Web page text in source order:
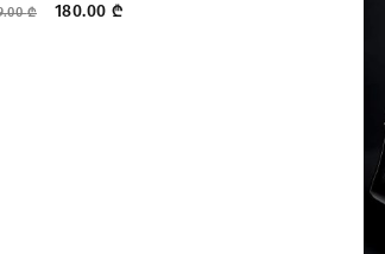
₾ 180.00 ₾